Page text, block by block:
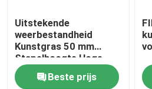
Uitstekende
weerbestandheid
Kunstgras 50 mm
Stapelhoogte Hoge
flexibiliteit
Beste prijs